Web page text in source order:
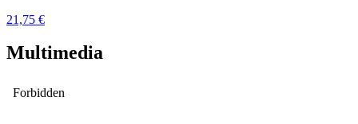
21,75 €
Multimedia